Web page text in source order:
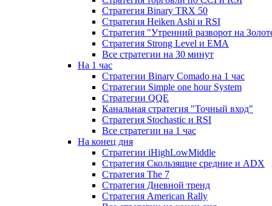
Стратегия Binary TRX 50
Стратегия Heiken Ashi и RSI
Стратегия "Утренний разворот на
Стратегия Strong Level и EMA
Все стратегии на 30 минут
На 1 час
Стратегии Binary Comado на 1 час
Стратегии Simple one hour System
Стратегии QQE
Канальная стратегия "Точный вход"
Стратегия Stochastic и RSI
Все стратегии на 1 час
На конец дня
Стратегии iHighLowMiddle
Стратегия Скользящие средние и ADX
Стратегия The 7
Стратегия Дневной тренд
Стратегия American Rally